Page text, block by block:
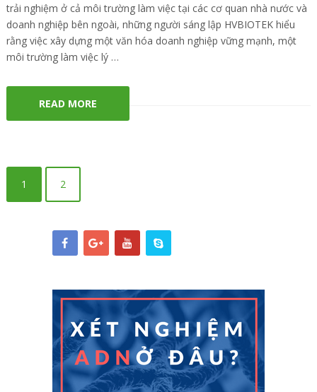
trải nghiệm ở cả môi trường làm việc tại các cơ quan nhà nước và
doanh nghiệp bên ngoài, những người sáng lập HVBIOTEK hiểu
rằng việc xây dựng một văn hóa doanh nghiệp vững mạnh, một
môi trường làm việc lý …
READ MORE
1 2